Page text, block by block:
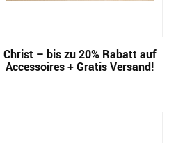
Christ – bis zu 20% Rabatt auf
Accessoires + Gratis Versand!